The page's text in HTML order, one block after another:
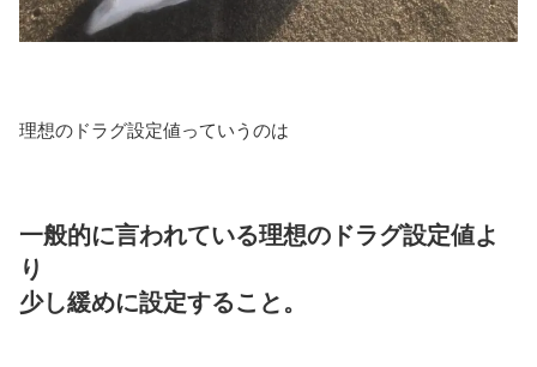
理想のドラグ設定値っていうのは
一般的に言われている理想のドラグ設定値よ
り
少し緩めに設定すること。